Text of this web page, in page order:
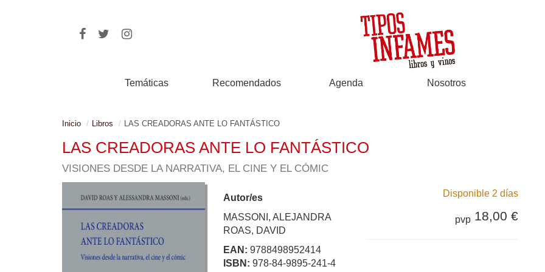
Temáticas Recomendados Agenda Nosotros
Inicio Libros LAS CREADORAS ANTE LO FANTÁSTICO
LAS CREADORAS ANTE LO FANTÁSTICO
VISIONES DESDE LA NARRATIVA, EL CINE Y EL CÓMIC
Autor/es
MASSONI, ALEJANDRA
ROAS, DAVID
EAN: 9788498952414
ISBN: 978-84-9895-241-4
Disponible 2 días
pvp 18,00 €